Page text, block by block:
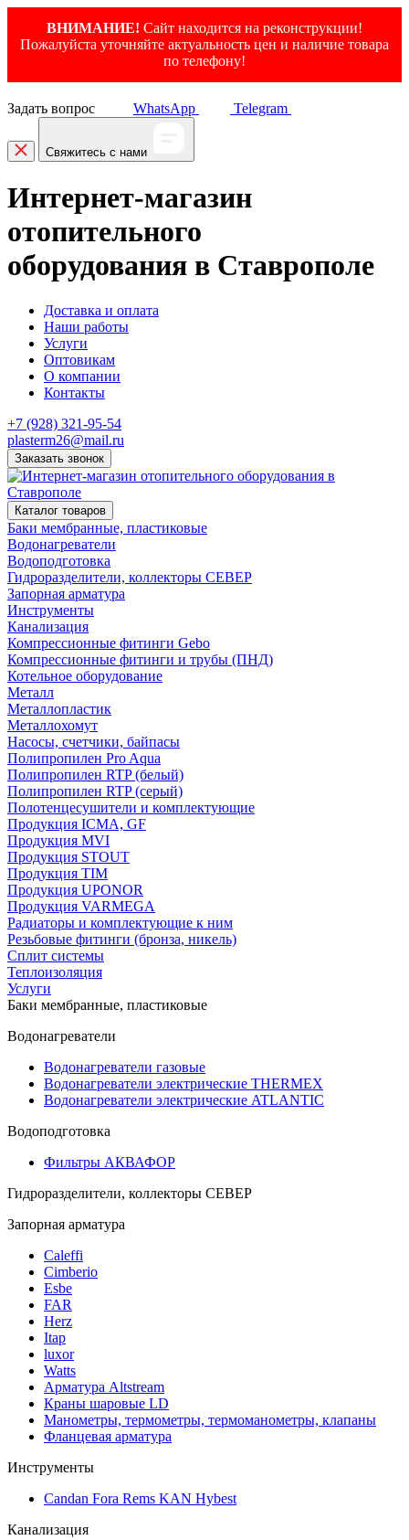
ВНИМАНИЕ! Сайт находится на реконструкции!
Пожалуйста уточняйте актуальность цен и наличие товара
по телефону!
Задать вопрос WhatsApp Telegram
Свяжитесь с нами
Интернет-магазин
отопительного
оборудования в Ставрополе
Доставка и оплата
Наши работы
Услуги
Оптовикам
О компании
Контакты
+7 (928) 321-95-54
plasterm26@mail.ru
Заказать звонок
Каталог товаров
Баки мембранные, пластиковые
Водонагреватели
Водоподготовка
Гидроразделители, коллекторы СЕВЕР
Запорная арматура
Инструменты
Канализация
Компрессионные фитинги Gebo
Компрессионные фитинги и трубы (ПНД)
Котельное оборудование
Металл
Металлопластик
Металлохомут
Насосы, счетчики, байпасы
Полипропилен Pro Aqua
Полипропилен RTP (белый)
Полипропилен RTP (серый)
Полотенцесушители и комплектующие
Продукция ICMA, GF
Продукция MVI
Продукция STOUT
Продукция TIM
Продукция UPONOR
Продукция VARMEGA
Радиаторы и комплектующие к ним
Резьбовые фитинги (бронза, никель)
Сплит системы
Теплоизоляция
Услуги
Баки мембранные, пластиковые
Водонагреватели
Водонагреватели газовые
Водонагреватели электрические THERMEX
Водонагреватели электрические ATLANTIC
Водоподготовка
Фильтры АКВАФОР
Гидроразделители, коллекторы СЕВЕР
Запорная арматура
Caleffi
Cimberio
Esbe
FAR
Herz
Itap
luxor
Watts
Арматура Altstream
Краны шаровые LD
Манометры, термометры, термоманометры, клапаны
Фланцевая арматура
Инструменты
Candan Fora Rems KAN Hybest
Канализация